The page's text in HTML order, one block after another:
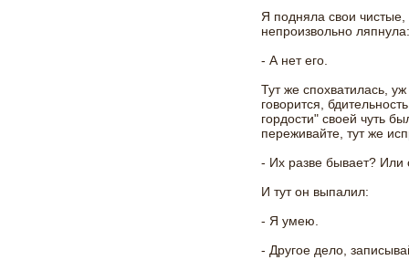
Я подняла свои
непроизвольно
- А нет его.
Тут же спохватилась,
говорится,
гордости" своей чуть
переживайте, тут же
- Их разве бывает? Или
И тут он выпалил:
- Я умею.
- Другое дело,